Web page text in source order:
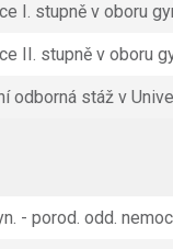
I. stupně v oboru
II. stupně v oboru
odborná stáž v
- porod. odd.